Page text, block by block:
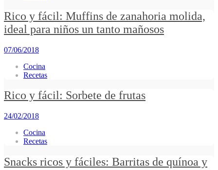
Rico y fácil: Muffins de zanahoria molida,
ideal para niños un tanto mañosos
07/06/2018
Cocina
Recetas
Rico y fácil: Sorbete de frutas
24/02/2018
Cocina
Recetas
Snacks ricos y fáciles: Barritas de quínoa y